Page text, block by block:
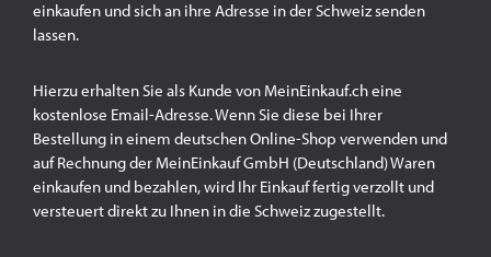
einkaufen und sich an ihre Adresse in der Schweiz senden
lassen.
Hierzu erhalten Sie als Kunde von MeinEinkauf.ch eine
kostenlose Email-Adresse. Wenn Sie diese bei Ihrer
Bestellung in einem deutschen Online-Shop verwenden und
auf Rechnung der MeinEinkauf GmbH (Deutschland) Waren
einkaufen und bezahlen, wird Ihr Einkauf fertig verzollt und
versteuert direkt zu Ihnen in die Schweiz zugestellt.